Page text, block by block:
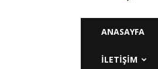
ANASAYFA
ILETIŞIM